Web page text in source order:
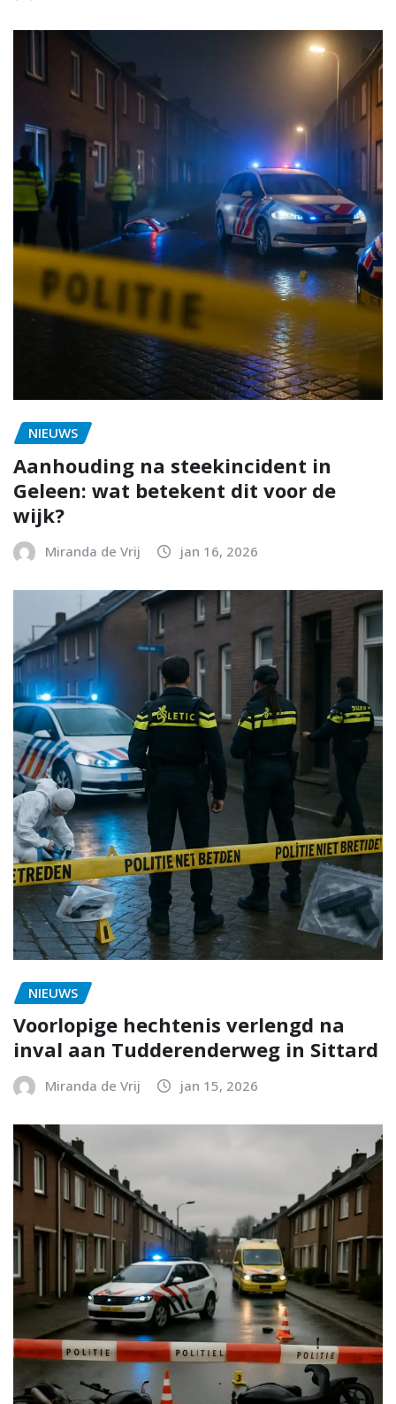
NIEUWS
Aanhouding na steekincident in
Geleen: wat betekent dit voor de
wijk?
Miranda de Vrij jan 16, 2026
NIEUWS
Voorlopige hechtenis verlengd na
inval aan Tudderenderweg in Sittard
Miranda de Vrij jan 15, 2026